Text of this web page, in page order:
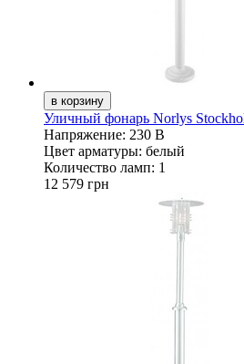
Уличный фонарь Norlys
Напряжение: 230 В
Цвет арматуры: белый
Количество ламп: 1
12 579 грн